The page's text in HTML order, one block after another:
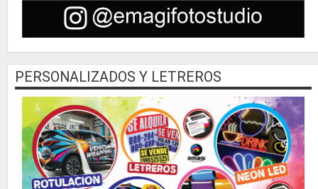
PERSONALIZADOS Y LETREROS